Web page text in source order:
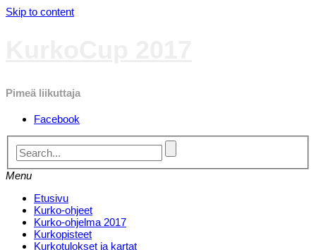
Skip to content
Pimeä liikuttaja
Facebook
Menu
Etusivu
Kurko-ohjeet
Kurko-ohjelma 2017
Kurkopisteet
Kurkotulokset ja kartat